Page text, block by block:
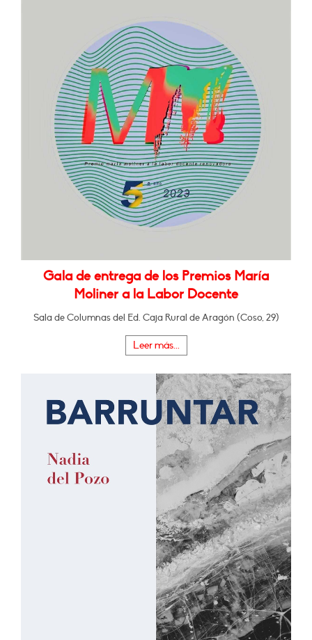
Gala de entrega de los Premios María
Moliner a la Labor Docente
Sala de Columnas del Ed. Caja Rural de Aragón (Coso, 29)
Leer más...